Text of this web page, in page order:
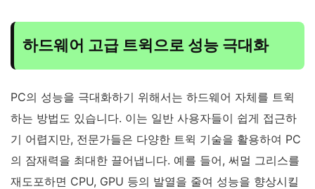
하드웨어 고급 트윅으로 성능 극대화
PC의 성능을 극대화하기 위해서는 하드웨어 자체를 트윅
하는 방법도 있습니다. 이는 일반 사용자들이 쉽게 접근하
기 어렵지만, 전문가들은 다양한 트윅 기술을 활용하여 PC
의 잠재력을 최대한 끌어냅니다. 예를 들어, 써멀 그리스를
재도포하면 CPU, GPU 등의 발열을 줄여 성능을 향상시킬